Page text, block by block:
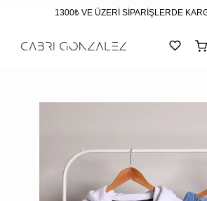
1300₺ VE ÜZERİ SİPARİŞLERDE